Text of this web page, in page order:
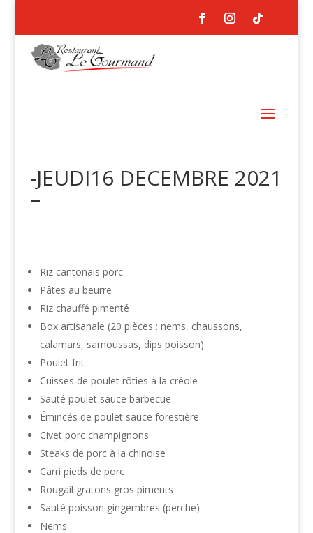
-JEUDI16 DECEMBRE 2021
–
Riz cantonais porc
Pâtes au beurre
Riz chauffé pimenté
Box artisanale (20 pièces : nems, chaussons,
calamars, samoussas, dips poisson)
Poulet frit
Cuisses de poulet rôties à la créole
Sauté poulet sauce barbecue
Émincés de poulet sauce forestière
Civet porc champignons
Steaks de porc à la chinoise
Carri pieds de porc
Rougail gratons gros piments
Sauté poisson gingembres (perche)
Nems